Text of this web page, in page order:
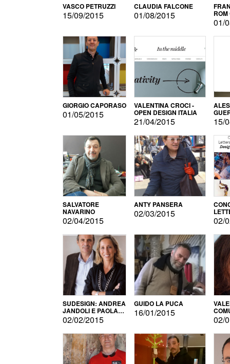
VASCO PETRUZZI
15/09/2015
CLAUDIA FALCONE
01/08/2015
01/
GIORGIO CAPORASO
01/05/2015
VALENTINA CROCI -
OPEN DESIGN ITALIA
21/04/2015 15/
SALVATORE
NAVARINO
02/04/2015
ANTY PANSERA
02/03/2015
02/
SUDESIGN: ANDREA
JANDOLI E PAOLA
PISAPIA
02/02/2015
GUIDO LA PUCA
16/01/2015
02/